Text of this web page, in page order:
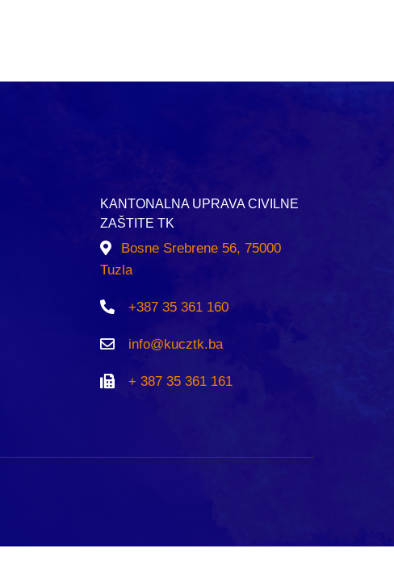
KANTONALNA UPRAVA CIVILNE
ZAŠTITE TK
Bosne Srebrene 56, 75000
Tuzla
+387 35 361 160
info@kucztk.ba
+ 387 35 361 161